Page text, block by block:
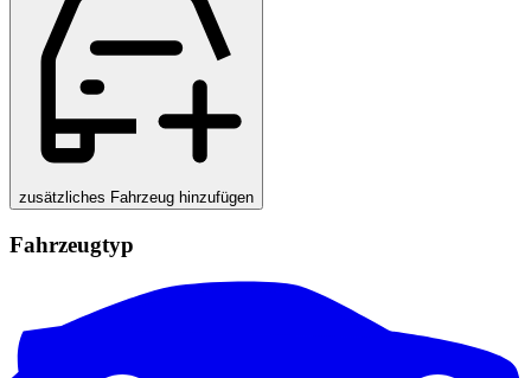
zusätzliches Fahrzeug hinzufügen
Fahrzeugtyp